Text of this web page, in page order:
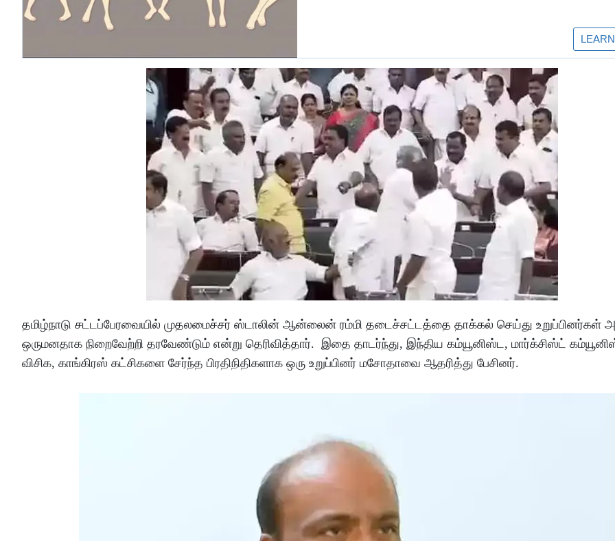
தமிழ்நாடு சட்டப்பேரவையில் முதலமைச்சர் ஸ்டாலின் ஆன்லைன் ரம்மி தடைச்சட்டத்தை தாக்கல் செய்து உறுப்பினர்கள்
ஒருமனதாக நிறைவேற்றி தரவேண்டும் என்று தெரிவித்தார். இதை தாடர்ந்து, இந்திய கம்யூனிஸ்ட, மார்க்சிஸ்ட்
விசிக, காங்கிரஸ் கட்சிகளை சேர்ந்த பிரதிநிதிகளாக ஒரு உறுப்பினர் மசோதாவை ஆதரித்து பேசினர்.